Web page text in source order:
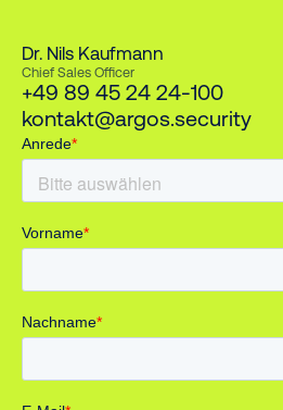
Dr. Nils Kaufmann
Chief Sales Officer
+49 89 45 24 24-100
kontakt@argos.security